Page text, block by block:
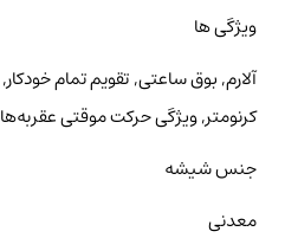
ویژگی ها
کرنومتر, ویژگی حرکت موقتی عقربه‌ها
جنس شیشه
معدنی